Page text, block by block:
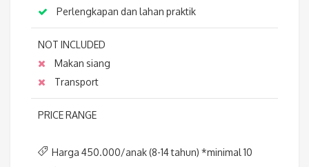
Perlengkapan dan lahan praktik
NOT INCLUDED
Makan siang
Transport
PRICE RANGE
Harga 450.000/anak (8-14 tahun) *minimal 10